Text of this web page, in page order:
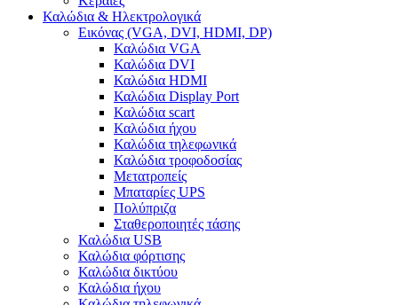
Καλώδια & Ηλεκτρολογικά
Εικόνας (VGA, DVI, HDMI, DP)
Καλώδια VGA
Καλώδια DVI
Καλώδια HDMI
Καλώδια Display Port
Καλώδια scart
Καλώδια ήχου
Καλώδια τηλεφωνικά
Καλώδια τροφοδοσίας
Μετατροπείς
Μπαταρίες UPS
Πολύπριζα
Σταθεροποιητές τάσης
Καλώδια USB
Καλώδια φόρτισης
Καλώδια δικτύου
Καλώδια ήχου